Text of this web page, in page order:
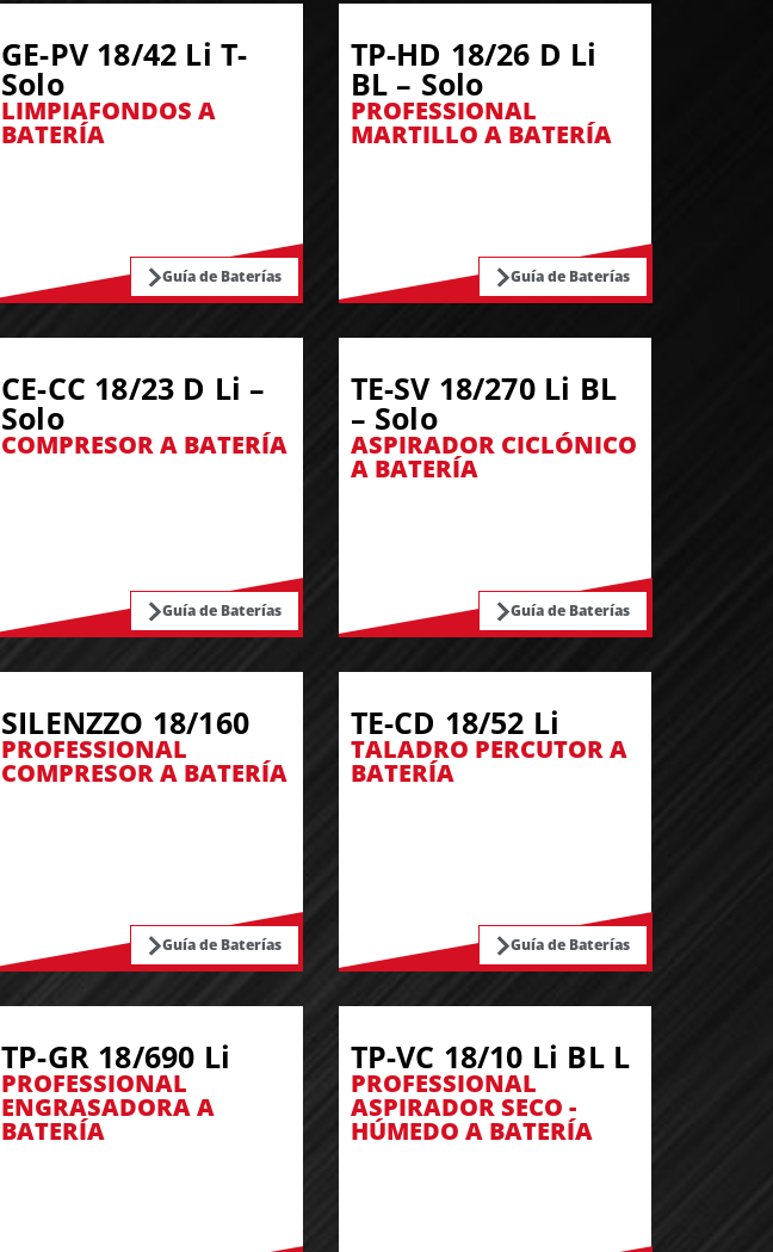
GE-PV 18/42 Li T-
Solo
LIMPIAFONDOS A
BATERÍA
Guía de Baterías
TP-HD 18/26 D Li
BL – Solo
PROFESSIONAL
MARTILLO A BATERÍA
Guía de Baterías
CE-CC 18/23 D Li –
Solo
COMPRESOR A BATERÍA
Guía de Baterías
TE-SV 18/270 Li BL
– Solo
ASPIRADOR CICLÓNICO
A BATERÍA
Guía de Baterías
SILENZZO 18/160
PROFESSIONAL
COMPRESOR A BATERÍA
Guía de Baterías
TE-CD 18/52 Li
TALADRO PERCUTOR A
BATERÍA
Guía de Baterías
TP-GR 18/690 Li
PROFESSIONAL
ENGRASADORA A
BATERÍA
TP-VC 18/10 Li BL L
PROFESSIONAL
ASPIRADOR SECO -
HÚMEDO A BATERÍA